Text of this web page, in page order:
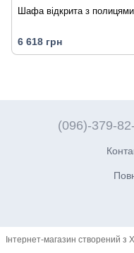
Шафа відкрита з полицями
6 618 грн
(096)-379-
Інтернет-магазин створений з